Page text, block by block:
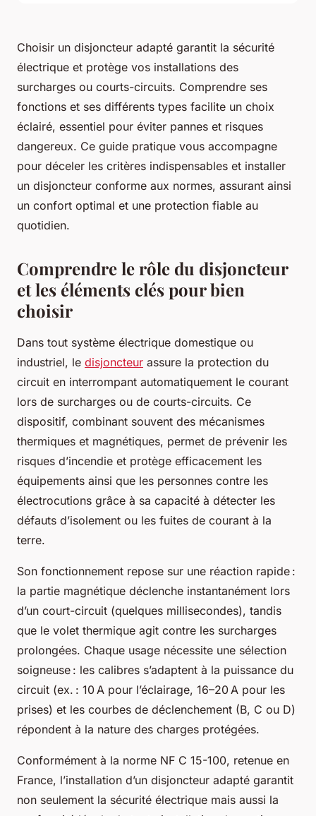
Choisir un disjoncteur adapté garantit la sécurité
électrique et protège vos installations des
surcharges ou courts-circuits. Comprendre ses
fonctions et ses différents types facilite un choix
éclairé, essentiel pour éviter pannes et risques
dangereux. Ce guide pratique vous accompagne
pour déceler les critères indispensables et installer
un disjoncteur conforme aux normes, assurant ainsi
un confort optimal et une protection fiable au
quotidien.
Comprendre le rôle du disjoncteur
et les éléments clés pour bien
choisir
Dans tout système électrique domestique ou
industriel, le disjoncteur assure la protection du
circuit en interrompant automatiquement le courant
lors de surcharges ou de courts-circuits. Ce
dispositif, combinant souvent des mécanismes
thermiques et magnétiques, permet de prévenir les
risques d’incendie et protège efficacement les
équipements ainsi que les personnes contre les
électrocutions grâce à sa capacité à détecter les
défauts d’isolement ou les fuites de courant à la
terre.
Son fonctionnement repose sur une réaction rapide :
la partie magnétique déclenche instantanément lors
d’un court-circuit (quelques millisecondes), tandis
que le volet thermique agit contre les surcharges
prolongées. Chaque usage nécessite une sélection
soigneuse : les calibres s’adaptent à la puissance du
circuit (ex. : 10 A pour l’éclairage, 16–20 A pour les
prises) et les courbes de déclenchement (B, C ou D)
répondent à la nature des charges protégées.
Conformément à la norme NF C 15-100, retenue en
France, l’installation d’un disjoncteur adapté garantit
non seulement la sécurité électrique mais aussi la